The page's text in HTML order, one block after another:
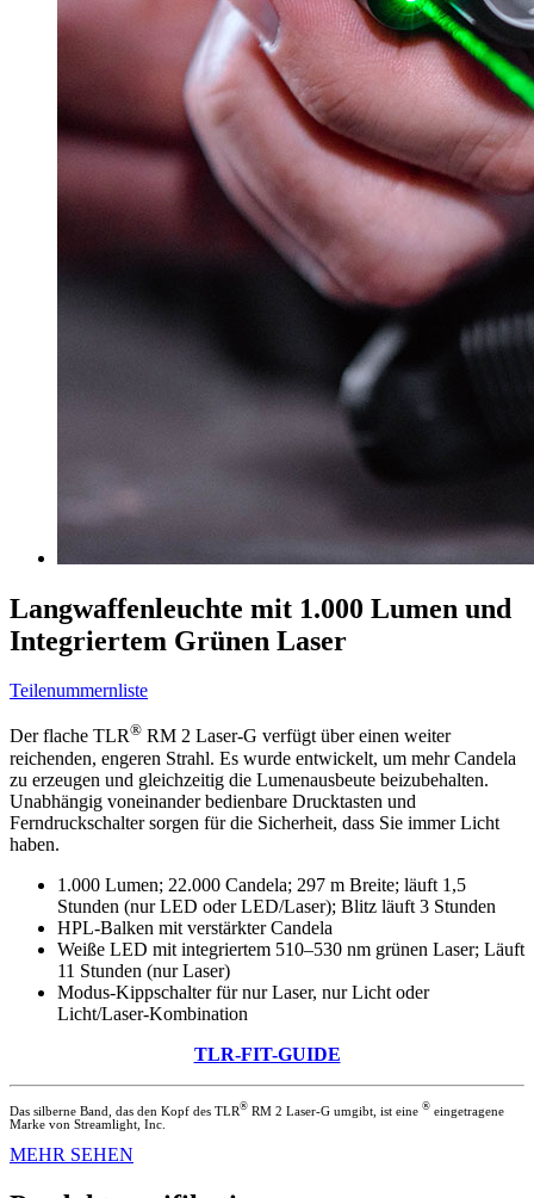
Langwaffenleuchte mit 1.000 Lumen und
Integriertem Grünen Laser
Teilenummernliste
Der flache TLR® RM 2 Laser-G verfügt über einen weiter
reichenden, engeren Strahl. Es wurde entwickelt, um mehr Candela
zu erzeugen und gleichzeitig die Lumenausbeute beizubehalten.
Unabhängig voneinander bedienbare Drucktasten und
Ferndruckschalter sorgen für die Sicherheit, dass Sie immer Licht
haben.
1.000 Lumen; 22.000 Candela; 297 m Breite; läuft 1,5
Stunden (nur LED oder LED/Laser); Blitz läuft 3 Stunden
HPL-Balken mit verstärkter Candela
Weiße LED mit integriertem 510–530 nm grünen Laser; Läuft
11 Stunden (nur Laser)
Modus-Kippschalter für nur Laser, nur Licht oder
Licht/Laser-Kombination
TLR-FIT-GUIDE
Das silberne Band, das den Kopf des TLR® RM 2 Laser-G umgibt, ist eine ® eingetragene
Marke von Streamlight, Inc.
MEHR SEHEN